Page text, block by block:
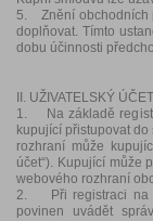
5. Znění obchodních
doplňovat. Tímto
dobu účinnosti
II. UŽIVATELSKÝ ÚČET
1. Na základě
kupující přistupovat
rozhraní může
účet“). Kupující může
webového rozhraní
2. Při registraci na
povinen uvádět